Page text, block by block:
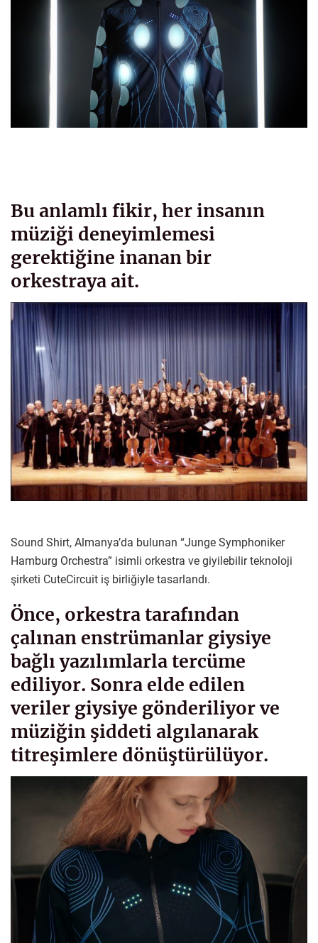
Bu anlamlı fikir, her insanın
müziği deneyimlemesi
gerektiğine inanan bir
orkestraya ait.
Sound Shirt, Almanya’da bulunan “Junge Symphoniker
Hamburg Orchestra” isimli orkestra ve giyilebilir teknoloji
şirketi CuteCircuit iş birliğiyle tasarlandı.
Önce, orkestra tarafından
çalınan enstrümanlar giysiye
bağlı yazılımlarla tercüme
ediliyor. Sonra elde edilen
veriler giysiye gönderiliyor ve
müziğin şiddeti algılanarak
titreşimlere dönüştürülüyor.